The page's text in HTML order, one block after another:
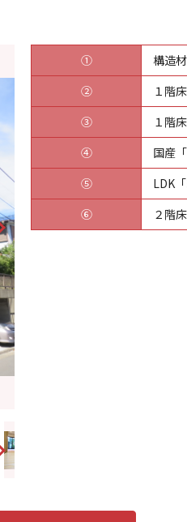
①
構造
②
１階
③
１階
④
国産
⑤
LDK
⑥
２階